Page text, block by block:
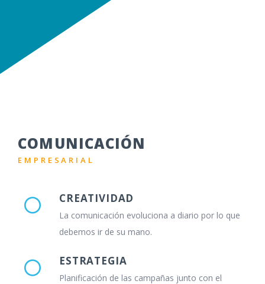
COMUNICACIÓN
EMPRESARIAL
CREATIVIDAD
La comunicación evoluciona a diario por lo que
debemos ir de su mano.
ESTRATEGIA
Planificación de las campañas junto con el